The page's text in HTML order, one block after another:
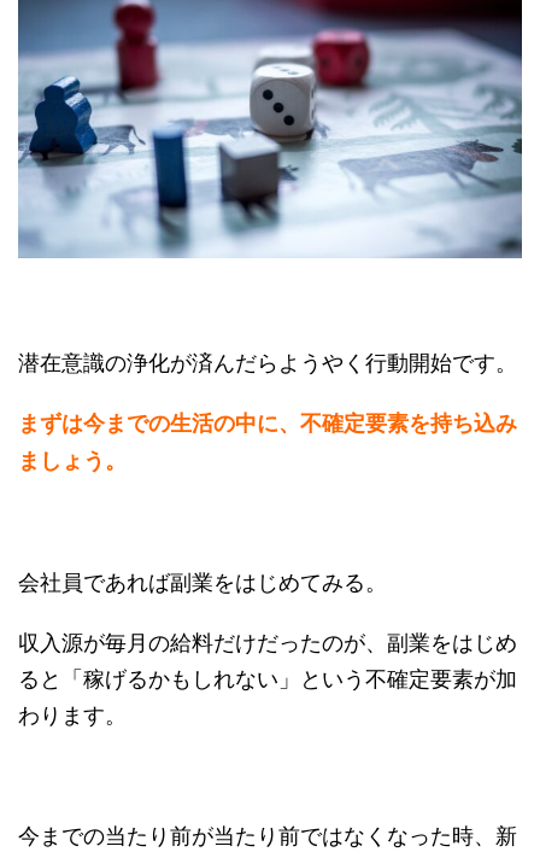
潜在意識の浄化が済んだらようやく行動開始です。
まずは今までの生活の中に、不確定要素を持ち込み
ましょう。
会社員であれば副業をはじめてみる。
収入源が毎月の給料だけだったのが、副業をはじめ
ると「稼げるかもしれない」という不確定要素が加
わります。
今までの当たり前が当たり前ではなくなった時、新